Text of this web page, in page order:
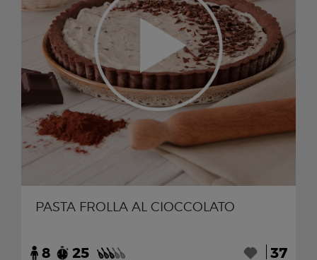
PASTA FROLLA AL CIOCCOLATO
8 25 37